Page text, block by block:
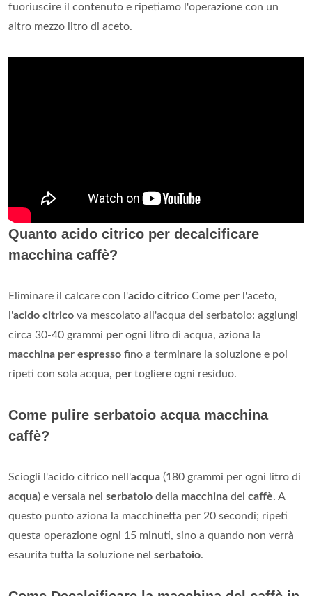
fuoriuscire il contenuto e ripetiamo l'operazione con un
altro mezzo litro di aceto.
Quanto acido citrico per decalcificare
macchina caffè?
Eliminare il calcare con l'acido citrico Come per l'aceto,
l'acido citrico va mescolato all'acqua del serbatoio: aggiungi
circa 30-40 grammi per ogni litro di acqua, aziona la
macchina per espresso fino a terminare la soluzione e poi
ripeti con sola acqua, per togliere ogni residuo.
Come pulire serbatoio acqua macchina
caffè?
Sciogli l'acido citrico nell'acqua (180 grammi per ogni litro di
acqua) e versala nel serbatoio della macchina del caffè. A
questo punto aziona la macchinetta per 20 secondi; ripeti
questa operazione ogni 15 minuti, sino a quando non verrà
esaurita tutta la soluzione nel serbatoio.